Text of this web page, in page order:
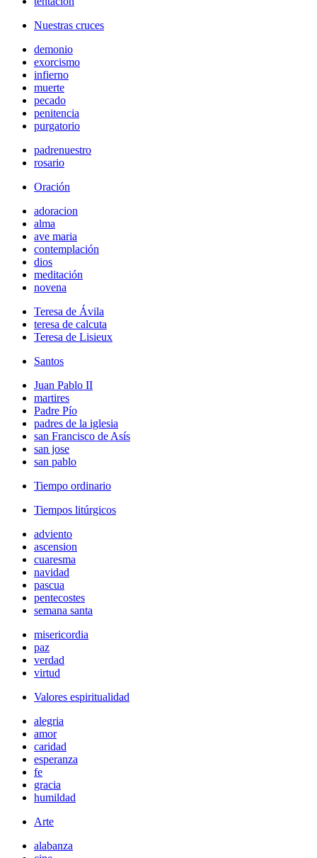
Nuestras cruces
demonio
exorcismo
infierno
muerte
pecado
penitencia
purgatorio
padrenuestro
rosario
Oración
adoracion
alma
ave maria
contemplación
dios
meditación
novena
Teresa de Ávila
teresa de calcuta
Teresa de Lisieux
Santos
Juan Pablo II
martires
Padre Pío
padres de la iglesia
san Francisco de Asís
san jose
san pablo
Tiempo ordinario
Tiempos litúrgicos
adviento
ascension
cuaresma
navidad
pascua
pentecostes
semana santa
misericordia
paz
verdad
virtud
Valores espiritualidad
alegria
amor
caridad
esperanza
fe
gracia
humildad
Arte
alabanza